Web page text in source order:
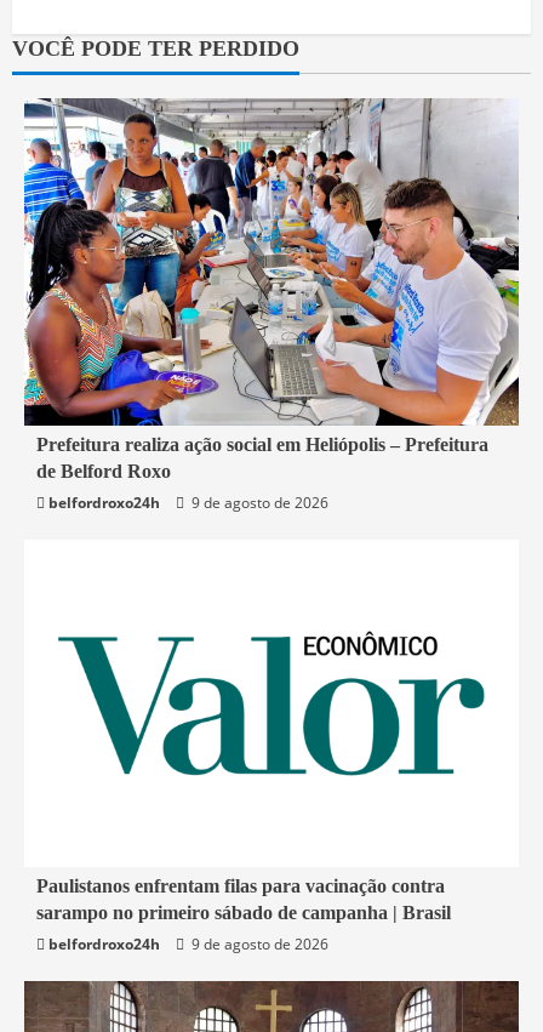
VOCÊ PODE TER PERDIDO
2 min read
Belford Roxo
Prefeitura realiza ação social em Heliópolis – Prefeitura
de Belford Roxo
belfordroxo24h
9 de agosto de 2026
4 min read
Economia
Paulistanos enfrentam filas para vacinação contra
sarampo no primeiro sábado de campanha | Brasil
belfordroxo24h
9 de agosto de 2026